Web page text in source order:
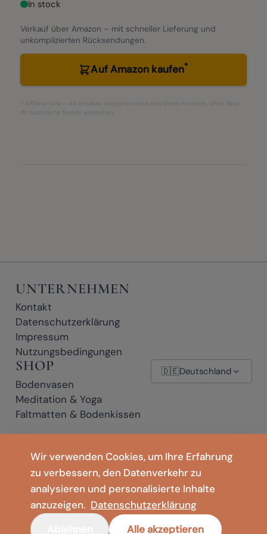
Wir verwenden Cookies, um Ihre Erfahrung
zu verbessern, den Datenverkehr zu
analysieren und personalisierte Inhalte
anzuzeigen. Datenschutzerklärung
Alle akzeptieren
In stock
Verkauf über Amazon – mit schneller Lieferung und
unkomplizierten Rücksendungen.
Auf Amazon kaufen*
* Affiliate-Link – wir erhalten möglicherweise eine kleine Provision, ohne dass
dir zusätzliche Kosten entstehen.
UNTERNEHMEN
Kontakt
Datenschutzerklärung
Impressum
Nutzungsbedingungen
SHOP
Bodenvasen
Meditation & Yoga
Faltmatten & Bodenkissen
🇩🇪Deutschland
* Affiliate-Links: Wenn Sie auf einen mit * gekennzeichneten Link klicken
und einen Kauf abschließen, erhalten wir möglicherweise eine kleine
Provision – ohne zusätzliche Kosten für Sie.
Leewadee